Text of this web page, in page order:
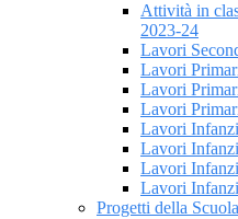
Attività in
2023-24
Lavori
Lavori
Lavori
Lavori
Lavori
Lavori
Lavori
Lavori
Progetti della